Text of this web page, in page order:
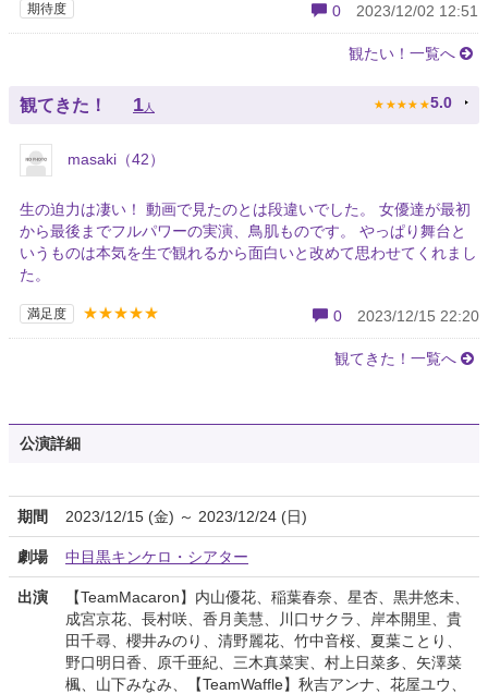
期待度 0 2023/12/02 12:51
観たい！一覧へ
観てきた！ 1 人 ★ ★ ★ ★ ★ 5.0
masaki（42）
生の迫力は凄い！ 動画で見たのとは段違いでした。 女優達が最初
から最後までフルパワーの実演、鳥肌ものです。 やっぱり舞台と
いうものは本気を生で観れるから面白いと改めて思わせてくれまし
た。
満足度 ★★★★★ 0 2023/12/15 22:20
観てきた！一覧へ
公演詳細
期間 2023/12/15 (金) ～ 2023/12/24 (日)
劇場 中目黒キンケロ・シアター
出演
【TeamMacaron】内山優花、稲葉春奈、星杏、黒井悠未、
成宮京花、長村咲、香月美慧、川口サクラ、岸本開里、貴
田千尋、櫻井みのり、清野麗花、竹中音桜、夏葉ことり、
野口明日香、原千亜紀、三木真菜実、村上日菜多、矢澤菜
楓、山下みなみ、【TeamWaffle】秋吉アンナ、花屋ユウ、